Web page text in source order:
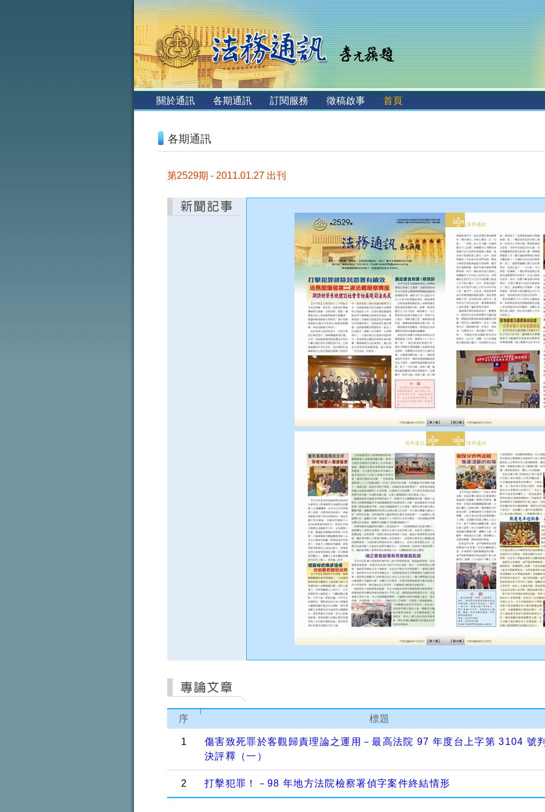
關於通訊 各期通訊 訂閱服務 徵稿啟事
首頁
各期通訊
第2529期 - 2011.01.27 出刊
序 標題
1
傷害致死罪於客觀歸責理論之運用－最高法院 97 年度台上字第 3104 號判
決評釋（一）
2 打擊犯罪！－98 年地方法院檢察署偵字案件終結情形